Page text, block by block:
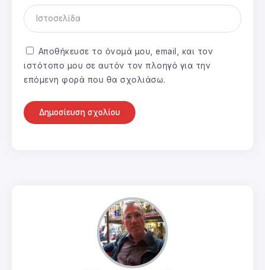
Αποθήκευσε το όνομά μου, email, και τον
ιστότοπο μου σε αυτόν τον πλοηγό για την
επόμενη φορά που θα σχολιάσω.